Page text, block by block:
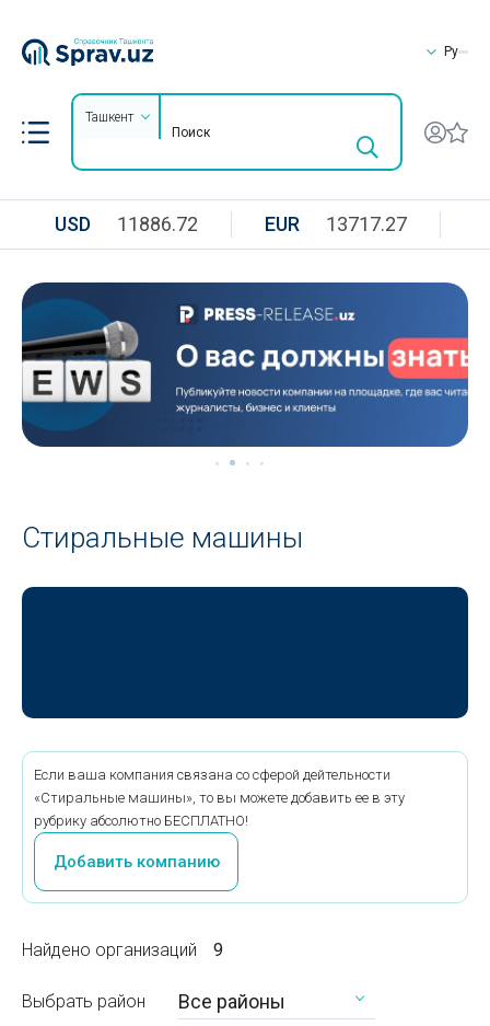
Ру
Ташкент
USD 11886.72 EUR 13717.27
Стиральные машины
Если ваша компания связана со сферой дейтельности
«Стиральные машины», то вы можете добавить ее в эту
рубрику абсолютно БЕСПЛАТНО!
Добавить компанию
Найдено организаций 9
Выбрать район Все районы